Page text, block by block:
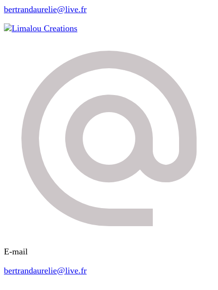
bertrandaurelie@live.fr
Limalou Creations
E-mail
bertrandaurelie@live.fr